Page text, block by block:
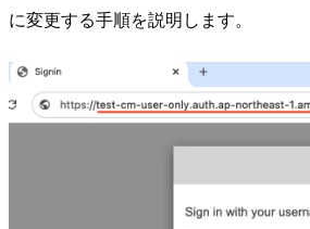
に変更する手順を説明します。